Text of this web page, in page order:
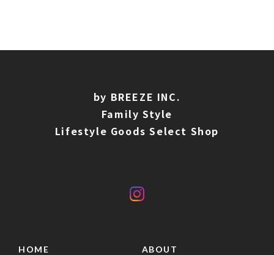
by BREEZE INC.
Family Style
Lifestyle Goods Select Shop
HOME ABOUT